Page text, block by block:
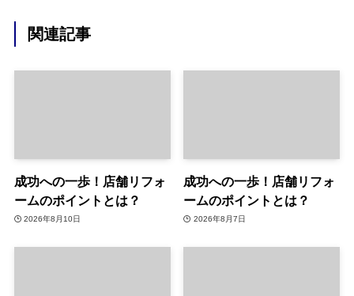
関連記事
成功への一歩！店舗リフォ
ームのポイントとは？
2026年8月10日
成功への一歩！店舗リフォ
ームのポイントとは？
2026年8月7日